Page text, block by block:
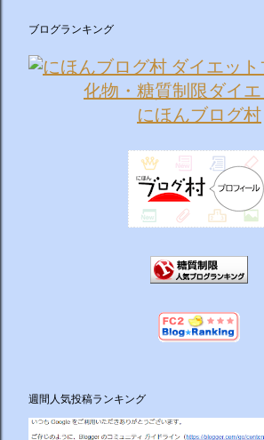
ブログランキング
にほんブログ村
週間人気投稿ランキング